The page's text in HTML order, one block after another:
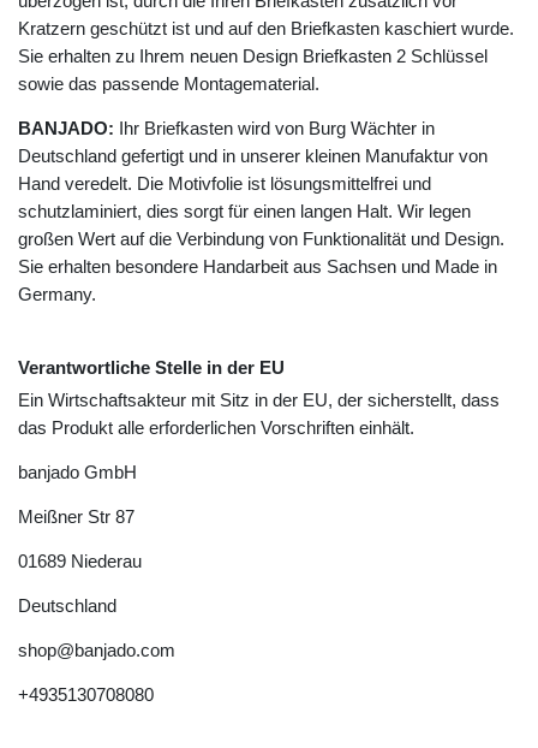
Kratzern geschützt ist und auf den Briefkasten kaschiert wurde.
Sie erhalten zu Ihrem neuen Design Briefkasten 2 Schlüssel
sowie das passende Montagematerial.
BANJADO: Ihr Briefkasten wird von Burg Wächter in
Deutschland gefertigt und in unserer kleinen Manufaktur von
Hand veredelt. Die Motivfolie ist lösungsmittelfrei und
schutzlaminiert, dies sorgt für einen langen Halt. Wir legen
großen Wert auf die Verbindung von Funktionalität und Design.
Sie erhalten besondere Handarbeit aus Sachsen und Made in
Germany.
Verantwortliche Stelle in der EU
Ein Wirtschaftsakteur mit Sitz in der EU, der sicherstellt, dass
das Produkt alle erforderlichen Vorschriften einhält.
banjado GmbH
Meißner Str 87
01689 Niederau
Deutschland
shop@banjado.com
+4935130708080